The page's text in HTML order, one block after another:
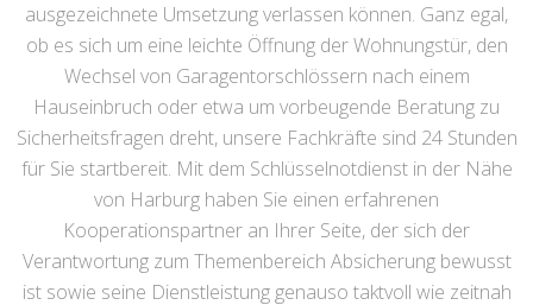
ausgezeichnete Umsetzung verlassen können. Ganz egal,
ob es sich um eine leichte Öffnung der Wohnungstür, den
Wechsel von Garagentorschlössern nach einem
Hauseinbruch oder etwa um vorbeugende Beratung zu
Sicherheitsfragen dreht, unsere Fachkräfte sind 24 Stunden
für Sie startbereit. Mit dem Schlüsselnotdienst in der Nähe
von Harburg haben Sie einen erfahrenen
Kooperationspartner an Ihrer Seite, der sich der
Verantwortung zum Themenbereich Absicherung bewusst
ist sowie seine Dienstleistung genauso taktvoll wie zeitnah